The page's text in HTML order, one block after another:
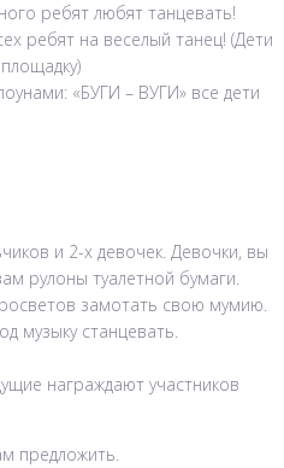
ребят любят танцевать!
ребят на веселый танец! (Дети
«БУГИ – ВУГИ» все дети
и 2-х девочек. Девочки, вы
рулоны туалетной бумаги.
замотать свою мумию.
музыку станцевать.
награждают участников
предложить.